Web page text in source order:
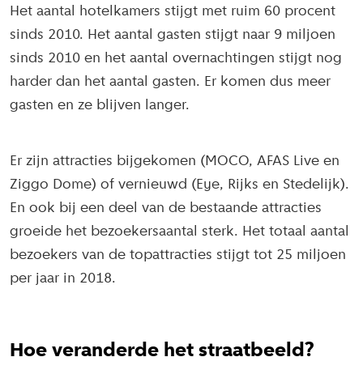
Het aantal hotelkamers stijgt met ruim 60 procent
sinds 2010. Het aantal gasten stijgt naar 9 miljoen
sinds 2010 en het aantal overnachtingen stijgt nog
harder dan het aantal gasten. Er komen dus meer
gasten en ze blijven langer.
Er zijn attracties bijgekomen (MOCO, AFAS Live en
Ziggo Dome) of vernieuwd (Eye, Rijks en Stedelijk).
En ook bij een deel van de bestaande attracties
groeide het bezoekersaantal sterk. Het totaal aantal
bezoekers van de topattracties stijgt tot 25 miljoen
per jaar in 2018.
Hoe veranderde het straatbeeld?